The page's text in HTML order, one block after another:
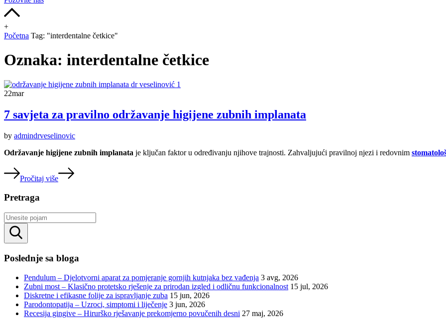
+
Početna Tag: "interdentalne četkice"
Oznaka: interdentalne četkice
22mar
7 savjeta za pravilno održavanje higijene zubnih implanata
by admindrveselinovic
Održavanje higijene zubnih implanata je ključan faktor u određivanju njihove trajnosti. Zahvaljujući pravilnoj njezi i redovnim
Pročitaj više
Pretraga
Poslednje sa bloga
Pendulum – Djelotvorni aparat za pomjeranje gornjih kutnjaka bez vađenja 3 avg, 2026
Zubni most – Klasično protetsko rješenje za prirodan izgled i odličnu funkcionalnost 15 jul, 2026
Diskretne i efikasne folije za ispravljanje zuba 15 jun, 2026
Parodontopatija – Uzroci, simptomi i liječenje 3 jun, 2026
Recesija gingive – Hirurško rješavanje prekomjerno povučenih desni 27 maj, 2026